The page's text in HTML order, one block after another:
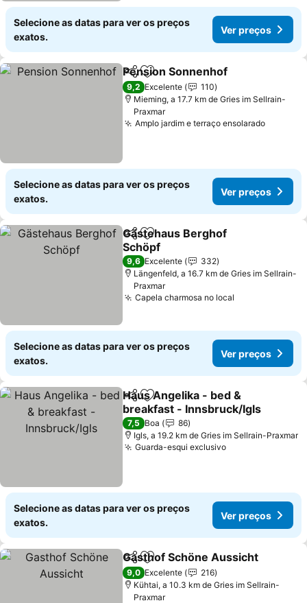
Selecione as datas para ver os preços
exatos.
Ver preços
PartilharAdicionar aos favoritos
Pension Sonnenhof
9,2 Excelente
110
Mieming, a 17.7 km de Gries im Sellrain-
Praxmar
Amplo jardim e terraço ensolarado
Selecione as datas para ver os preços
exatos.
Ver preços
PartilharAdicionar aos favoritos
Gästehaus Berghof
Schöpf
9,6 Excelente
332
Längenfeld, a 16.7 km de Gries im Sellrain-
Praxmar
Capela charmosa no local
Selecione as datas para ver os preços
exatos.
Ver preços
PartilharAdicionar aos favoritos
Haus Angelika - bed &
breakfast - Innsbruck/Igls
7,5 Boa
86
Igls, a 19.2 km de Gries im Sellrain-Praxmar
Guarda-esqui exclusivo
Selecione as datas para ver os preços
exatos.
Ver preços
PartilharAdicionar aos favoritos
Gasthof Schöne Aussicht
9,0 Excelente
216
Kühtai, a 10.3 km de Gries im Sellrain-
Praxmar